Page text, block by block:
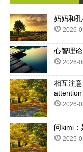
妈妈和
2026-
心智理
2026-
相互注
attention
2026-
问kimi：
2025-